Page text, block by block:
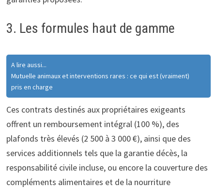
3. Les formules haut de gamme
A lire aussi...
Mutuelle animaux et interventions rares : ce qui est (vraiment)
pris en charge
Ces contrats destinés aux propriétaires exigeants
offrent un remboursement intégral (100 %), des
plafonds très élevés (2 500 à 3 000 €), ainsi que des
services additionnels tels que la garantie décès, la
responsabilité civile incluse, ou encore la couverture des
compléments alimentaires et de la nourriture